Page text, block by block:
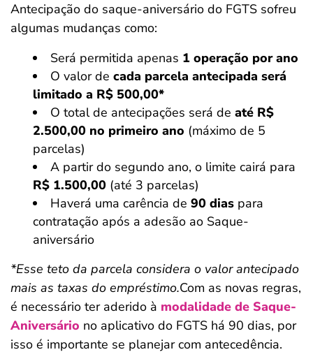
Antecipação do saque-aniversário do FGTS sofreu
algumas mudanças como:
Será permitida apenas 1 operação por ano
O valor de cada parcela antecipada será
limitado a R$ 500,00*
O total de antecipações será de até R$
2.500,00 no primeiro ano (máximo de 5
parcelas)
A partir do segundo ano, o limite cairá para
R$ 1.500,00 (até 3 parcelas)
Haverá uma carência de 90 dias para
contratação após a adesão ao Saque-
aniversário
*Esse teto da parcela considera o valor antecipado
mais as taxas do empréstimo.Com as novas regras,
é necessário ter aderido à modalidade de Saque-
Aniversário no aplicativo do FGTS há 90 dias, por
isso é importante se planejar com antecedência.